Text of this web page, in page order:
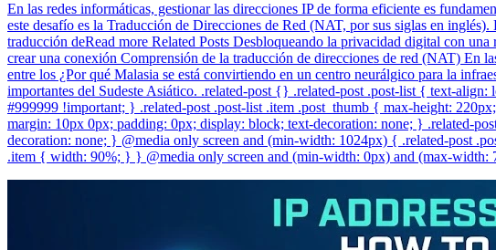
En las redes informáticas, gestionar las direcciones IP de forma eficiente es
este desafío es la Traducción de Direcciones de Red (NAT, por sus siglas en
traducción deRead more Related Posts Desbloqueando la privacidad digital con
crear una conexión Comprensión de la traducción de direcciones de red (NAT) En
entre los ¿Por qué Malasia se está convirtiendo en un centro neurálgico para la
importantes del Sudeste Asiático. .related-post {} .related-post .post-list { text-
#999999 !important; } .related-post .post-list .item .post_thumb { max-height:
margin: 10px 0px; padding: 0px; display: block; text-decoration: none; } .related-
decoration: none; } @media only screen and (min-width: 1024px) { .related-post
.item { width: 90%; } } @media only screen and (min-width: 0px) and (max-